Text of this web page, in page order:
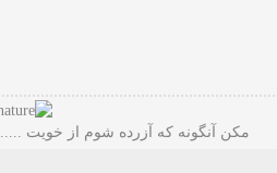
مکن آنگونه که آزرده شوم از خویت